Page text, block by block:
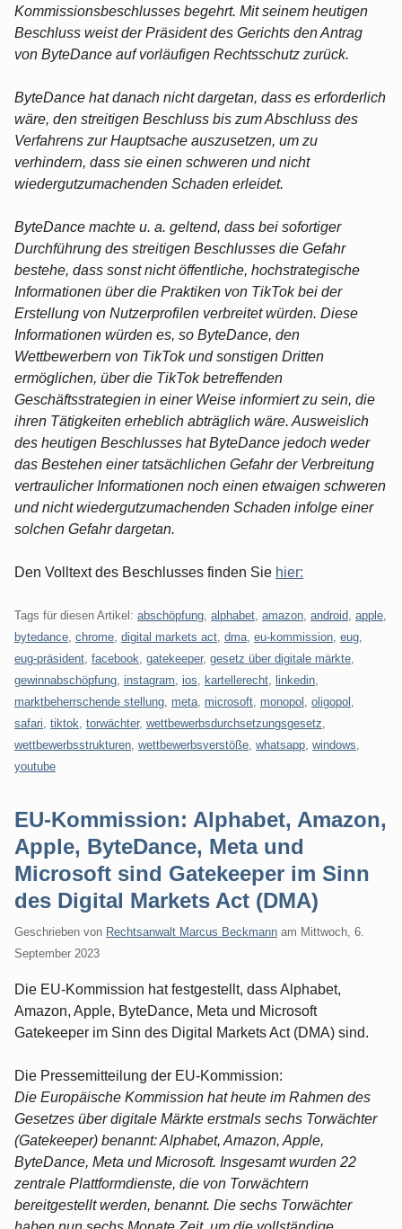
Kommissionsbeschlusses begehrt. Mit seinem heutigen
Beschluss weist der Präsident des Gerichts den Antrag
von ByteDance auf vorläufigen Rechtsschutz zurück.
ByteDance hat danach nicht dargetan, dass es erforderlich
wäre, den streitigen Beschluss bis zum Abschluss des
Verfahrens zur Hauptsache auszusetzen, um zu
verhindern, dass sie einen schweren und nicht
wiedergutzumachenden Schaden erleidet.
ByteDance machte u. a. geltend, dass bei sofortiger
Durchführung des streitigen Beschlusses die Gefahr
bestehe, dass sonst nicht öffentliche, hochstrategische
Informationen über die Praktiken von TikTok bei der
Erstellung von Nutzerprofilen verbreitet würden. Diese
Informationen würden es, so ByteDance, den
Wettbewerbern von TikTok und sonstigen Dritten
ermöglichen, über die TikTok betreffenden
Geschäftsstrategien in einer Weise informiert zu sein, die
ihren Tätigkeiten erheblich abträglich wäre. Ausweislich
des heutigen Beschlusses hat ByteDance jedoch weder
das Bestehen einer tatsächlichen Gefahr der Verbreitung
vertraulicher Informationen noch einen etwaigen schweren
und nicht wiedergutzumachenden Schaden infolge einer
solchen Gefahr dargetan.
Den Volltext des Beschlusses finden Sie hier:
Tags für diesen Artikel: abschöpfung alphabet amazon android apple
bytedance chrome digital markets act dma eu-kommission eug
eug-präsident facebook gatekeeper, gesetz über digitale märkte
gewinnabschöpfung instagram ios kartellerecht linkedin
marktbeherrschende stellung meta microsoft monopol oligopol
safari tiktok torwächter, wettbewerbsdurchsetzungsgesetz
wettbewerbsstrukturen wettbewerbsverstöße whatsapp windows
youtube
EU-Kommission: Alphabet, Amazon,
Apple, ByteDance, Meta und
Microsoft sind Gatekeeper im Sinn
des Digital Markets Act (DMA)
Geschrieben von Rechtsanwalt Marcus Beckmann am Mittwoch, 6.
September 2023
Die EU-Kommission hat festgestellt, dass Alphabet,
Amazon, Apple, ByteDance, Meta und Microsoft
Gatekeeper im Sinn des Digital Markets Act (DMA) sind.
Die Pressemitteilung der EU-Kommission:
Die Europäische Kommission hat heute im Rahmen des
Gesetzes über digitale Märkte erstmals sechs Torwächter
(Gatekeeper) benannt: Alphabet, Amazon, Apple,
ByteDance, Meta und Microsoft. Insgesamt wurden 22
zentrale Plattformdienste, die von Torwächtern
bereitgestellt werden, benannt. Die sechs Torwächter